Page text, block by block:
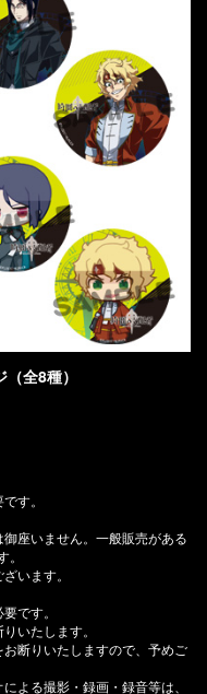
全8種）
す。
座いません。一般販売がある
います。
です。
いたします。
断りいたしますので、予めご
よる撮影・録画・録音等は、